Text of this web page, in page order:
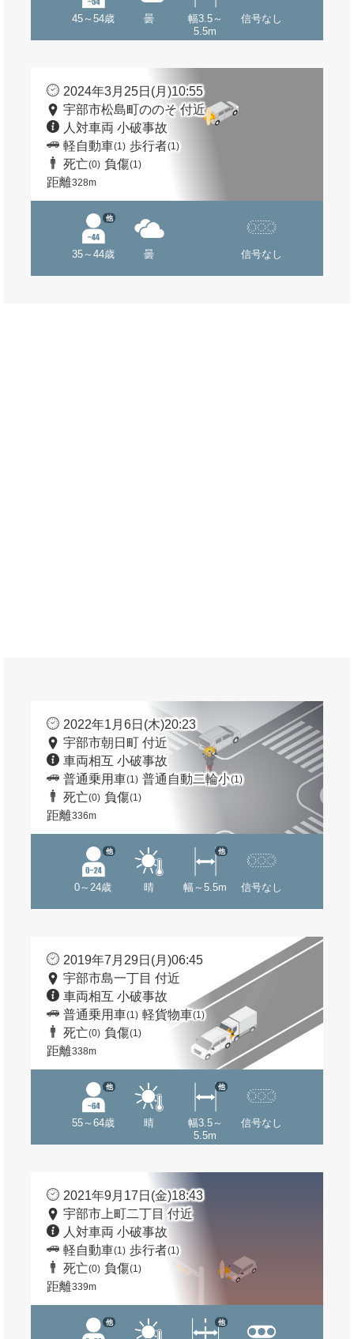
45～54歳 曇
幅3.5～
5.5m
信号なし
2024年3月25日(月)10:55
宇部市松島町ののそ 付近
人対車両 小破事故
軽自動車(1) 歩行者(1)
死亡(0) 負傷(1)
距離328m
35～44歳
他
曇 信号なし
2022年1月6日(木)20:23
宇部市朝日町 付近
車両相互 小破事故
普通乗用車(1) 普通自動二輪小(1)
死亡(0) 負傷(1)
距離336m
0～24歳
他
晴 幅～5.5m
他
信号なし
2019年7月29日(月)06:45
宇部市島一丁目 付近
車両相互 小破事故
普通乗用車(1) 軽貨物車(1)
死亡(0) 負傷(1)
距離338m
55～64歳
他
晴
幅3.5～
5.5m
他
信号なし
2021年9月17日(金)18:43
宇部市上町二丁目 付近
人対車両 小破事故
軽自動車(1) 歩行者(1)
死亡(0) 負傷(1)
距離339m
他 他